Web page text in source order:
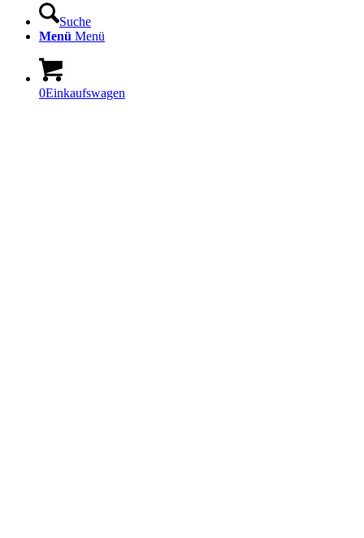
Suche
Menü Menü
0Einkaufswagen